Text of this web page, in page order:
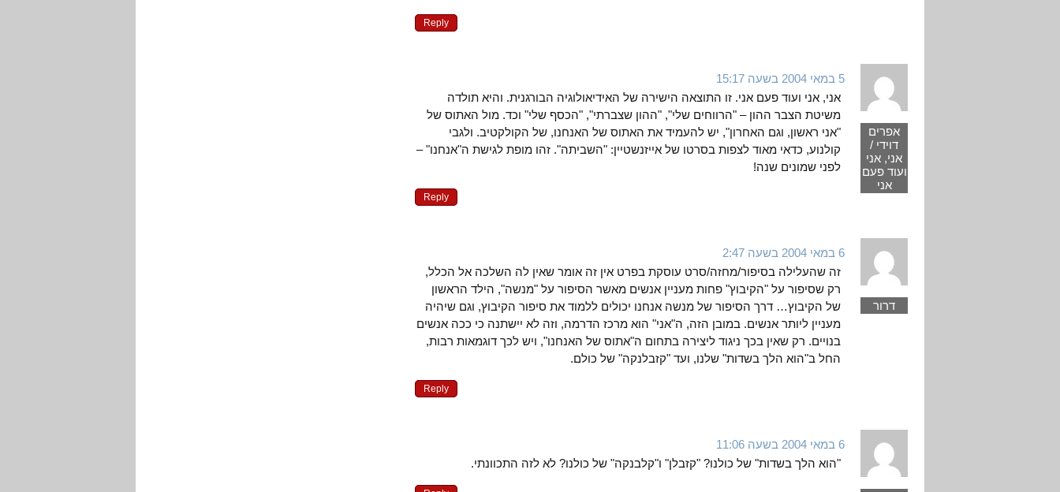
Reply
אפרים
דוידי /
אני, אני
ועוד פעם
אני
5 במאי 2004 בשעה 15:17
אני, אני ועוד פעם אני. זו התוצאה הישירה של האידיאולוגיה הבורגנית. והיא תולדה
משיטת הצבר ההון – "הרווחים שלי", "ההון שצברתי", "הכסף שלי" וכד. מול האתוס של
"אני ראשון, וגם האחרון", יש להעמיד את האתוס של האנחנו, של הקולקטיב. ולגבי
קולנוע, כדאי מאוד לצפות בסרטו של אייזנשטיין: "השביתה". זהו מופת לגישת ה"אנחנו" –
לפני שמונים שנה!
Reply
דרור
6 במאי 2004 בשעה 2:47
זה שהעלילה בסיפור/מחזה/סרט עוסקת בפרט אין זה אומר שאין לה השלכה אל הכלל,
רק שסיפור על "הקיבוץ" פחות מעניין אנשים מאשר הסיפור על "מנשה", הילד הראשון
של הקיבוץ… דרך הסיפור של מנשה אנחנו יכולים ללמוד את סיפור הקיבוץ, וגם שיהיה
מעניין ליותר אנשים. במובן הזה, ה"אני" הוא מרכז הדרמה, וזה לא יישתנה כי ככה אנשים
בנויים. רק שאין בכך ניגוד ליצירה בתחום ה"אתוס של האנחנו", ויש לכך דוגמאות רבות,
החל ב"הוא הלך בשדות" שלנו, ועד "קזבלנקה" של כולם.
Reply
6 במאי 2004 בשעה 11:06
"הוא הלך בשדות" של כולנו? "קזבלן" ו"קלבנקה" של כולנו? לא לזה התכוונתי.